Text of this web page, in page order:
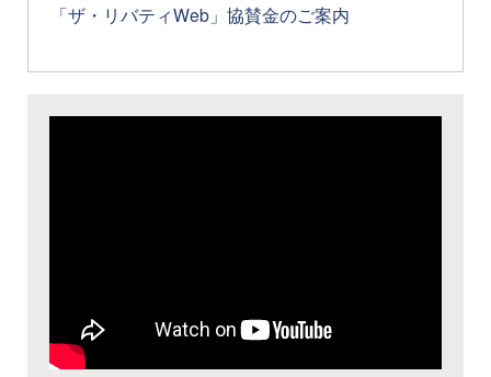
「ザ・リバティWeb」協賛金のご案内